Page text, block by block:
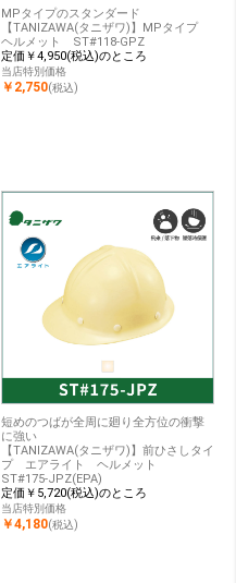
MPタイプのスタンダード
【TANIZAWA(タニザワ)】MPタイプ
ヘルメット ST#118-GPZ
定価￥4,950(税込)のところ
当店特別価格
￥2,750(税込)
短めのつばが全周に廻り全方位の衝撃
に強い
【TANIZAWA(タニザワ)】前ひさしタイ
プ エアライト ヘルメット
ST#175-JPZ(EPA)
定価￥5,720(税込)のところ
当店特別価格
￥4,180(税込)